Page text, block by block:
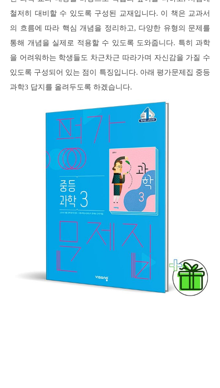
철저히 대비할 수 있도록 구성된 교재입니다. 이 책은 교과서
의 흐름에 따라 핵심 개념을 정리하고, 다양한 유형의 문제를
통해 개념을 실제로 적용할 수 있도록 도와줍니다. 특히 과학
을 어려워하는 학생들도 차근차근 따라가며 자신감을 가질 수
있도록 구성되어 있는 점이 특징입니다. 아래 평가문제집 중등
과학3 답지를 올려두도록 하겠습니다.